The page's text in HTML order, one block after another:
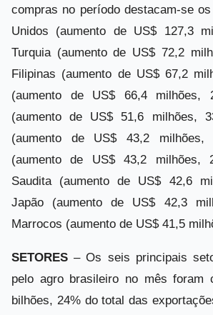
compras no período destacam-se
Unidos (aumento de US$ 127,3
Turquia (aumento de US$ 72,2
Filipinas (aumento de US$ 67,2
(aumento de US$ 66,4 milhões,
(aumento de US$ 51,6 milhões,
(aumento de US$ 43,2
(aumento de US$ 43,2 milhões,
Saudita (aumento de US$ 42,6
Japão (aumento de US$ 42,3
Marrocos (aumento de US$ 41,5
SETORES – Os seis principais
pelo agro brasileiro no mês foram
bilhões, 24% do total das